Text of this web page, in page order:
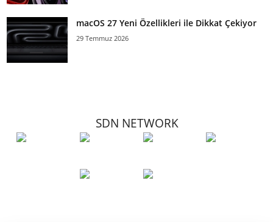
macOS 27 Yeni Özellikleri ile Dikkat Çekiyor
29 Temmuz 2026
SDN NETWORK